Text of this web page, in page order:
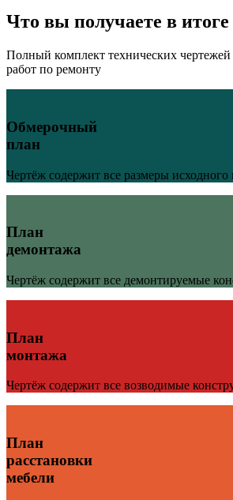
Что вы получаете в итоге
Полный комплект технических чертежей
работ по ремонту
Обмерочный
план
Чертёж содержит все размеры
План
демонтажа
Чертёж содержит все демонтируемые
План
монтажа
Чертёж содержит все возводимые
План
расстановки
мебели